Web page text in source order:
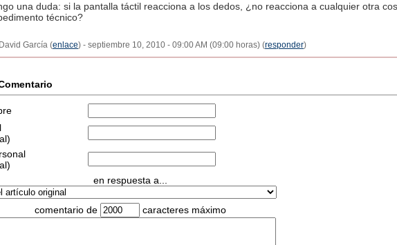
una duda: si la pantalla táctil reacciona a los dedos, ¿no reacciona a cualquier otra
técnico?
David García (enlace) - septiembre 10, 2010 - 09:00 AM (09:00 horas) (responder)
en respuesta a...
comentario de caracteres máximo